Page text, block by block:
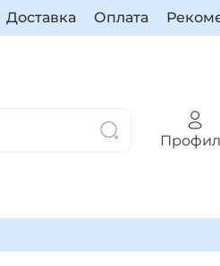
Доставка Оплата